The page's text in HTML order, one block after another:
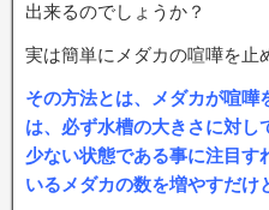
出来るのでしょうか？
実は簡単にメダカの喧嘩を止
その方法とは、メダカが喧嘩
は、必ず水槽の大きさに対し
少ない状態である事に注目す
いるメダカの数を増やすだけ